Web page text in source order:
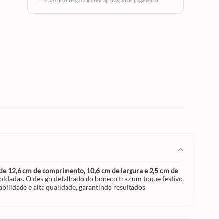
12,6 cm de comprimento, 10,6 cm de largura e 2,5 cm de
O design detalhado do boneco traz um toque festivo
e alta qualidade, garantindo resultados